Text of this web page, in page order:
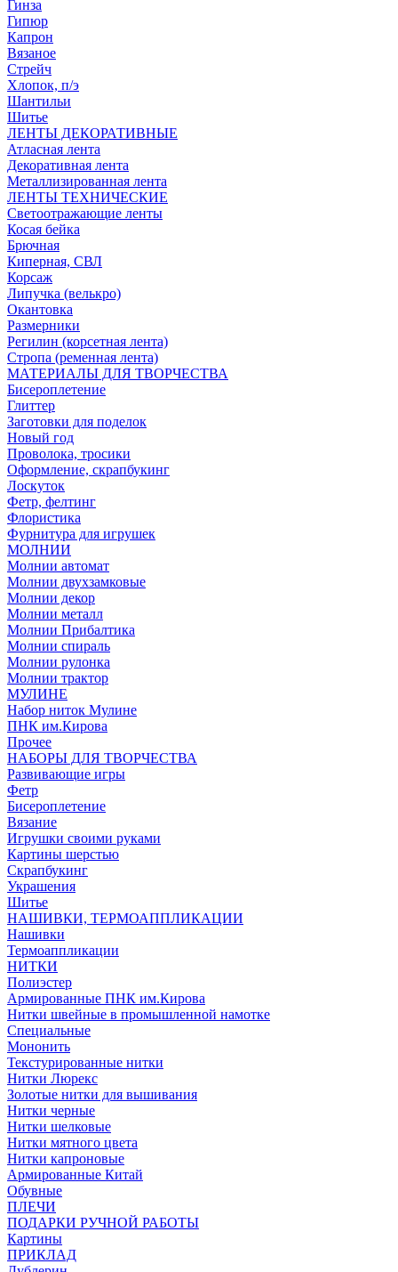
Гинза
Гипюр
Капрон
Вязаное
Стрейч
Хлопок, п/э
Шантильи
Шитье
ЛЕНТЫ ДЕКОРАТИВНЫЕ
Атласная лента
Декоративная лента
Металлизированная лента
ЛЕНТЫ ТЕХНИЧЕСКИЕ
Светоотражающие ленты
Косая бейка
Брючная
Киперная, СВЛ
Корсаж
Липучка (велькро)
Окантовка
Размерники
Регилин (корсетная лента)
Стропа (ременная лента)
МАТЕРИАЛЫ ДЛЯ ТВОРЧЕСТВА
Бисероплетение
Глиттер
Заготовки для поделок
Новый год
Проволока, тросики
Оформление, скрапбукинг
Лоскуток
Фетр, фелтинг
Флористика
Фурнитура для игрушек
МОЛНИИ
Молнии автомат
Молнии двухзамковые
Молнии декор
Молнии металл
Молнии Прибалтика
Молнии спираль
Молнии рулонка
Молнии трактор
МУЛИНЕ
Набор ниток Мулине
ПНК им.Кирова
Прочее
НАБОРЫ ДЛЯ ТВОРЧЕСТВА
Развивающие игры
Фетр
Бисероплетение
Вязание
Игрушки своими руками
Картины шерстью
Скрапбукинг
Украшения
Шитье
НАШИВКИ, ТЕРМОАППЛИКАЦИИ
Нашивки
Термоаппликации
НИТКИ
Полиэстер
Армированные ПНК им.Кирова
Нитки швейные в промышленной намотке
Специальные
Мононить
Текстурированные нитки
Нитки Люрекс
Золотые нитки для вышивания
Нитки черные
Нитки шелковые
Нитки мятного цвета
Нитки капроновые
Армированные Китай
Обувные
ПЛЕЧИ
ПОДАРКИ РУЧНОЙ РАБОТЫ
Картины
ПРИКЛАД